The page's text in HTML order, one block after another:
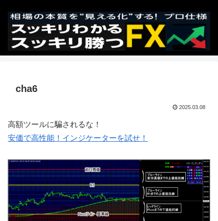
cha6
2025.03.08
高額ツールに騙されるな！
安価で高性能！インジケーターを試せ！